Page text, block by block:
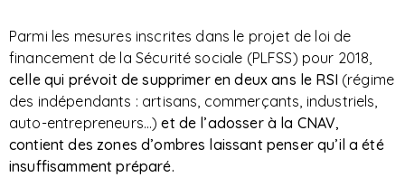
Parmi les mesures inscrites dans le projet de loi de
financement de la Sécurité sociale (PLFSS) pour 2018,
celle qui prévoit de supprimer en deux ans le RSI (régime
des indépendants : artisans, commerçants, industriels,
auto-entrepreneurs…) et de l’adosser à la CNAV,
contient des zones d’ombres laissant penser qu’il a été
insuffisamment préparé.